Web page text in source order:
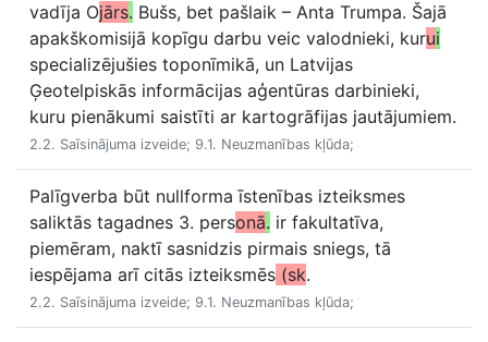
vadīja Ojārs. Bušs, bet pašlaik – Anta Trumpa. Šajā
apakškomisijā kopīgu darbu veic valodnieki, kurui
specializējušies toponīmikā, un Latvijas
Ģeotelpiskās informācijas aģentūras darbinieki,
kuru pienākumi saistīti ar kartogrāfijas jautājumiem.
2.2. Saīsinājuma izveide; 9.1. Neuzmanības kļūda;
Palīgverba būt nullforma īstenības izteiksmes
saliktās tagadnes 3. personā. ir fakultatīva,
piemēram, naktī sasnidzis pirmais sniegs, tā
iespējama arī citās izteiksmēs (sk.
2.2. Saīsinājuma izveide; 9.1. Neuzmanības kļūda;